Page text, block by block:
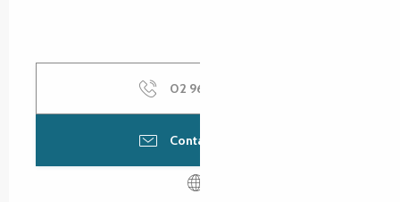
02 96 37 03
Contactez-nous